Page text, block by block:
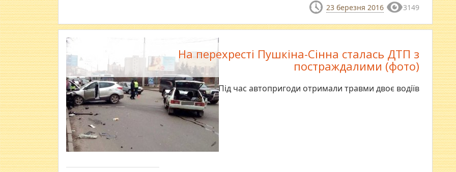
23 березня 2016 3149
На перехресті Пушкіна-Сінна сталась ДТП з
постраждалими (фото)
Під час автопригоди отримали травми двоє водіїв